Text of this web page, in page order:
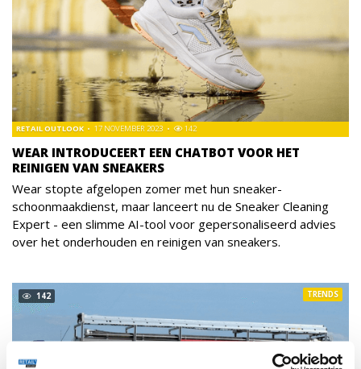
WEAR INTRODUCEERT EEN CHATBOT VOOR HET
REINIGEN VAN SNEAKERS
RETAIL OUTLOOK 17 NOVEMBER 2023 142
Wear stopte afgelopen zomer met hun sneaker-
schoonmaakdienst, maar lanceert nu de Sneaker Cleaning
Expert - een slimme AI-tool voor gepersonaliseerd advies
over het onderhouden en reinigen van sneakers.
142 TRENDS